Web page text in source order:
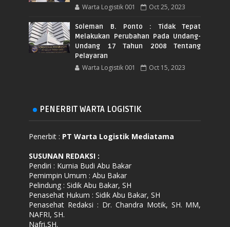
Warta Logistik 001 Oct 25, 2023
Soleman B. Ponto : Tidak Tepat
Melakukan Perubahan Pada Undang-
Undang 17 Tahun 2008 Tentang
Pelayaran
Warta Logistik 001 Oct 15, 2023
PENERBIT WARTA LOGISTIK
Penerbit : PT Warta Logistik Mediatama
SUSUNAN REDAKSI :
Pendiri : Kurnia Budi Abu Bakar
Pemimpin Umum : Abu Bakar
Pelindung : Sidik Abu Bakar, SH
Penasehat Hukum : Sidik Abu Bakar, SH
Penasehat Redaksi : Dr. Chandra Motik, SH. MM,
NAFRI, SH.
Nafri,SH.